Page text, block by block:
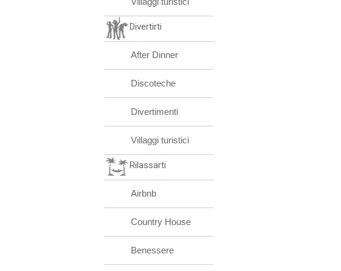
Divertirti
After Dinner
Discoteche
Divertimenti
Villaggi turistici
Rilassarti
Airbnb
Country House
Benessere